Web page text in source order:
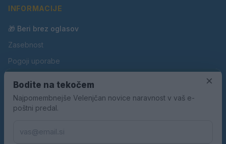
INFORMACIJE
🎁 Beri brez oglasov
Zasebnost
Pogoji uporabe
Oglaševanje
Kontakt
×
Bodite na tekočem
Najpomembnejše Velenjčan novice naravnost v vaš e-
poštni predal.